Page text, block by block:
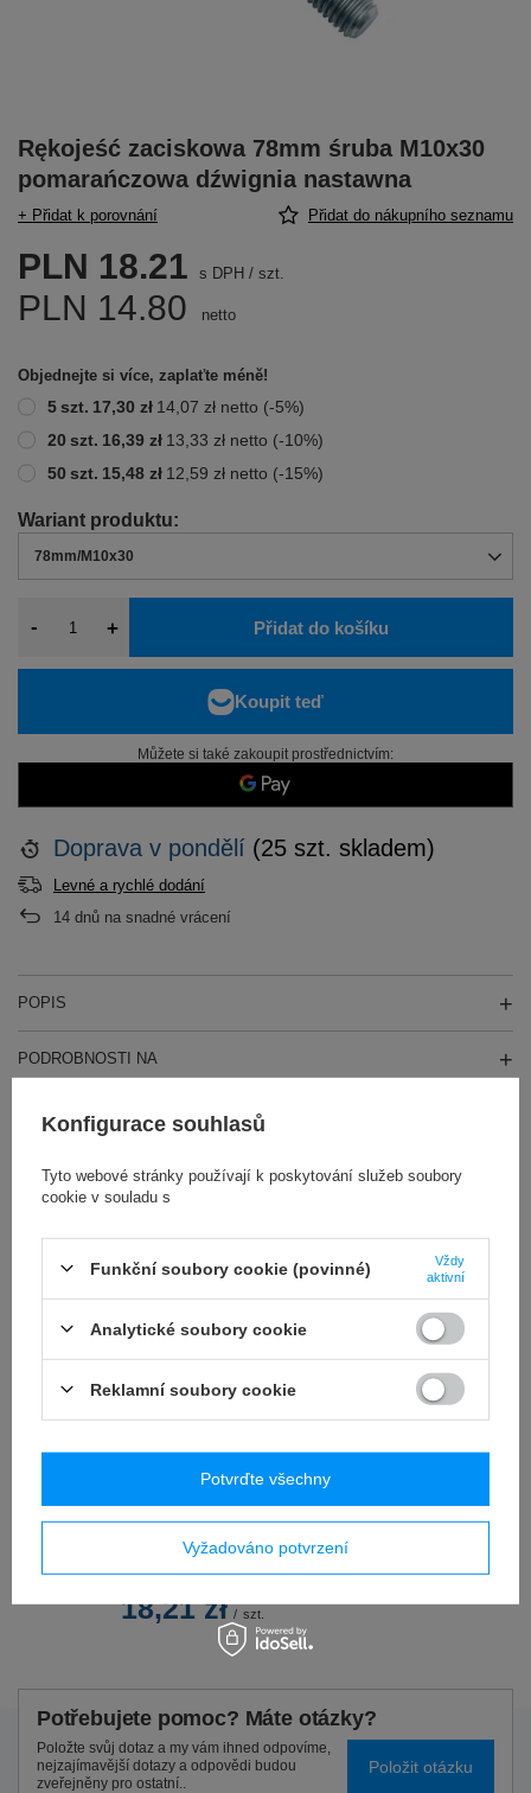
Rękojeść zaciskowa 78mm śruba M10x30
pomarańczowa dźwignia nastawna
+ Přidat k porovnání Přidat do nákupního seznamu
78mm/M10x30
- + Přidat do košíku
Můžete si také zakoupit prostřednictvím:
PLN 18.21 s DPH / szt.
PLN 14.80 netto
Objednejte si více, zaplaťte méně!
5szt. 17,30 zł 14,07 zł netto (-5%)
20 szt. 16,39 zł 13,33 zł netto (-10%)
50 szt. 15,48 zł 12,59 zł netto (-15%)
Doprava v pondělí (25 szt. skladem)
Levné a rychlé dodání
14 dnů na snadné vrácení
POPIS
PODROBNOSTI NA
RECENZE
OSTATNIO CIĘ
18,21 zł / szt.
Potřebujete pomoc? Máte otázky?
Položte svůj dotaz a my vám ihned odpovíme,
nejzajímavější dotazy a odpovědi budou
zveřejněny pro ostatní..
Položit otázku
Konfigurace souhlasů
Tyto webové stránky používají k poskytování služeb soubory
cookie v souladu s
Funkční soubory cookie (povinné)
Vždy
aktivní
Analytické soubory cookie
Reklamní soubory cookie
Vyžadováno potvrzení
Potvrďte všechny